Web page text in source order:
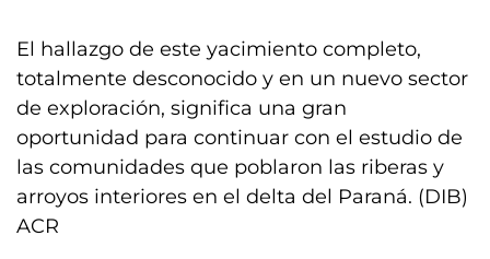
El hallazgo de este yacimiento completo,
totalmente desconocido y en un nuevo sector
de exploración, significa una gran
oportunidad para continuar con el estudio de
las comunidades que poblaron las riberas y
arroyos interiores en el delta del Paraná. (DIB)
ACR